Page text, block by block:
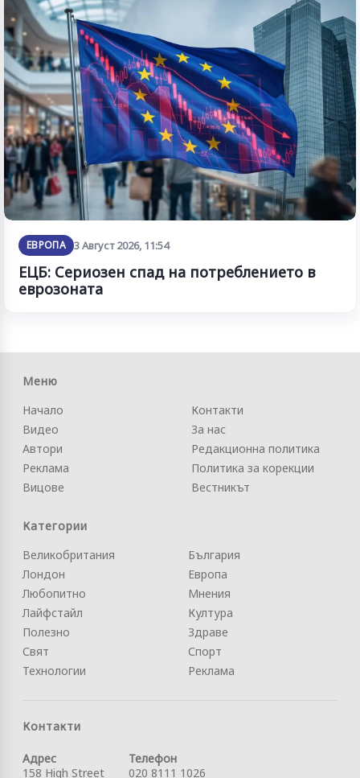
ЕВРОПА 3 Август 2026, 11:54
ЕЦБ: Сериозен спад на потреблението в
еврозоната
Меню
Начало
Видео
Автори
Реклама
Вицове
Контакти
За нас
Редакционна политика
Политика за корекции
Вестникът
Категории
Великобритания
Лондон
Любопитно
Лайфстайл
Полезно
Свят
Технологии
България
Европа
Мнения
Култура
Здраве
Спорт
Реклама
Контакти
Адрес
158 High Street
Телефон
020 8111 1026